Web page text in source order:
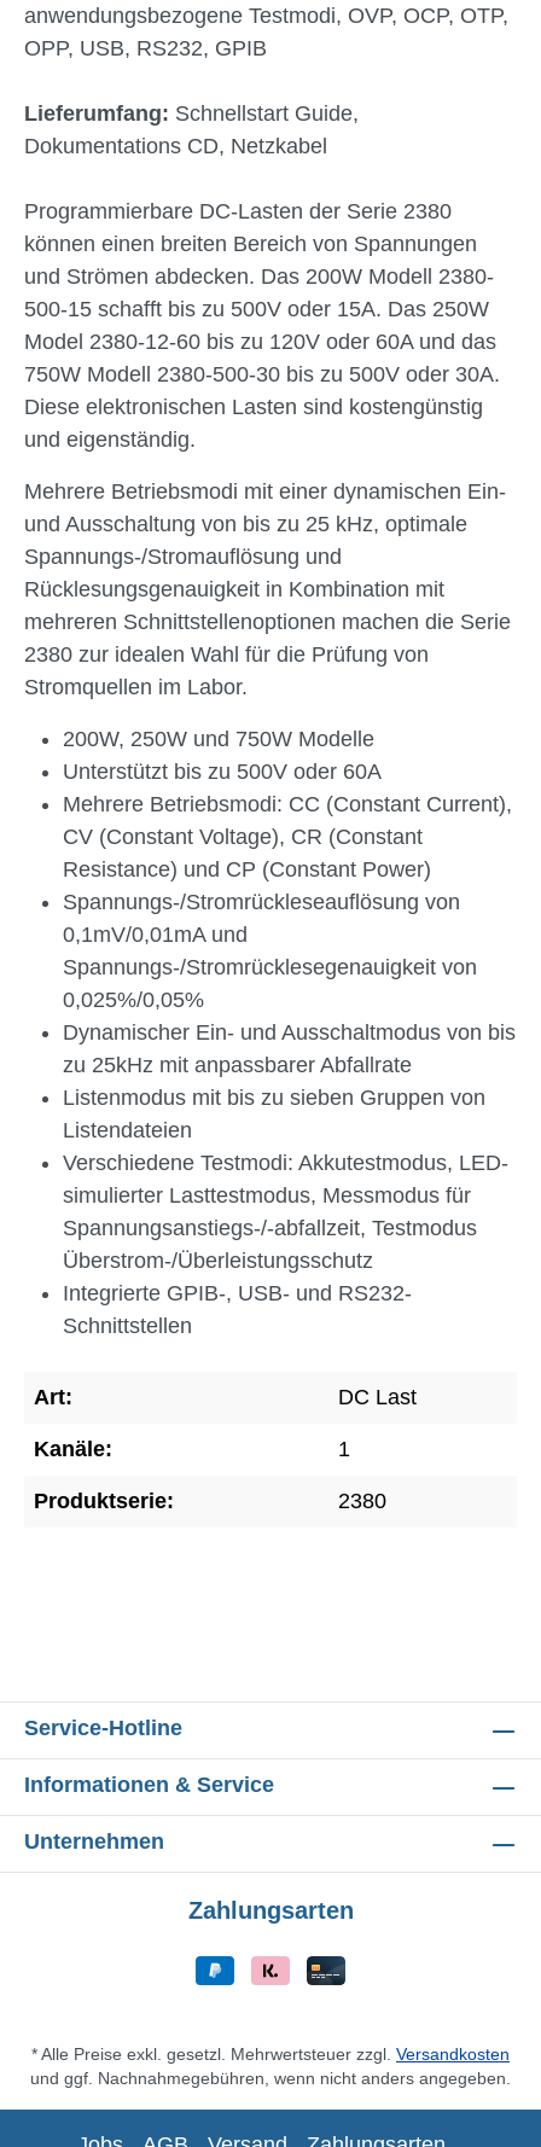
anwendungsbezogene Testmodi, OVP, OCP, OTP,
OPP, USB, RS232, GPIB
Lieferumfang: Schnellstart Guide,
Dokumentations CD, Netzkabel
Programmierbare DC-Lasten der Serie 2380
können einen breiten Bereich von Spannungen
und Strömen abdecken. Das 200W Modell 2380-
500-15 schafft bis zu 500V oder 15A. Das 250W
Model 2380-12-60 bis zu 120V oder 60A und das
750W Modell 2380-500-30 bis zu 500V oder 30A.
Diese elektronischen Lasten sind kostengünstig
und eigenständig.
Mehrere Betriebsmodi mit einer dynamischen Ein-
und Ausschaltung von bis zu 25 kHz, optimale
Spannungs-/Stromauflösung und
Rücklesungsgenauigkeit in Kombination mit
mehreren Schnittstellenoptionen machen die Serie
2380 zur idealen Wahl für die Prüfung von
Stromquellen im Labor.
200W, 250W und 750W Modelle
Unterstützt bis zu 500V oder 60A
Mehrere Betriebsmodi: CC (Constant Current),
CV (Constant Voltage), CR (Constant
Resistance) und CP (Constant Power)
Spannungs-/Stromrückleseauflösung von
0,1mV/0,01mA und
Spannungs-/Stromrücklesegenauigkeit von
0,025%/0,05%
Dynamischer Ein- und Ausschaltmodus von bis
zu 25kHz mit anpassbarer Abfallrate
Listenmodus mit bis zu sieben Gruppen von
Listendateien
Verschiedene Testmodi: Akkutestmodus, LED-
simulierter Lasttestmodus, Messmodus für
Spannungsanstiegs-/-abfallzeit, Testmodus
Überstrom-/Überleistungsschutz
Integrierte GPIB-, USB- und RS232-
Schnittstellen
Art: DC Last
Kanäle: 1
Produktserie: 2380
Service-Hotline
Informationen & Service
Unternehmen
Zahlungsarten
* Alle Preise exkl. gesetzl. Mehrwertsteuer zzgl. Versandkosten
und ggf. Nachnahmegebühren, wenn nicht anders angegeben.